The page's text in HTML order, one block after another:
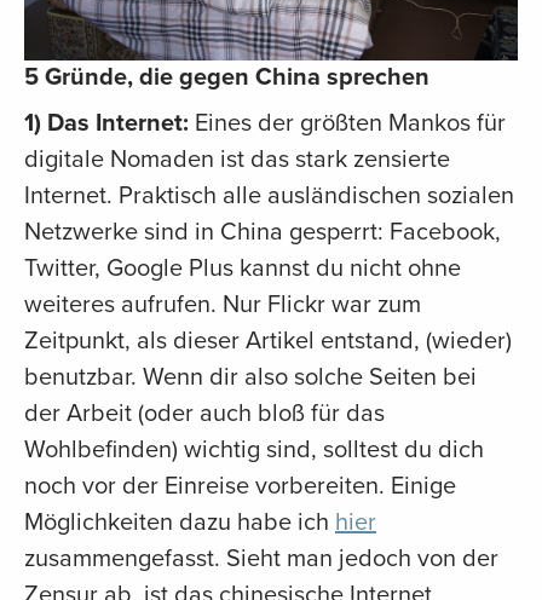
5 Gründe, die gegen China sprechen
1) Das Internet: Eines der größten Mankos für
digitale Nomaden ist das stark zensierte
Internet. Praktisch alle ausländischen sozialen
Netzwerke sind in China gesperrt: Facebook,
Twitter, Google Plus kannst du nicht ohne
weiteres aufrufen. Nur Flickr war zum
Zeitpunkt, als dieser Artikel entstand, (wieder)
benutzbar. Wenn dir also solche Seiten bei
der Arbeit (oder auch bloß für das
Wohlbefinden) wichtig sind, solltest du dich
noch vor der Einreise vorbereiten. Einige
Möglichkeiten dazu habe ich hier
zusammengefasst. Sieht man jedoch von der